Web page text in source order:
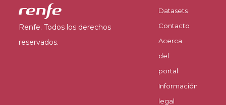
Renfe. Todos los derechos
reservados.
Datasets
Contacto
Acerca
del
portal
Información
legal